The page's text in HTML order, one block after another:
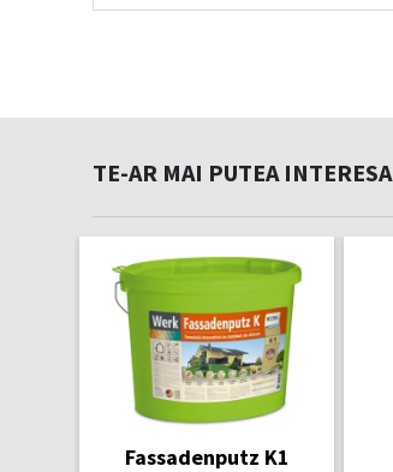
TE-AR MAI PUTEA INTERESA
Fassadenputz K1